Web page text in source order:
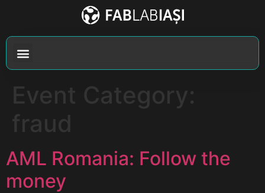
Event Category:
fraud
AML Romania: Follow the
money